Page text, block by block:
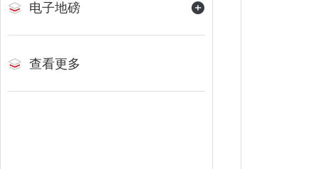
电子地磅
查看更多